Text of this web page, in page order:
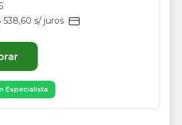
s/ juros
Especialista